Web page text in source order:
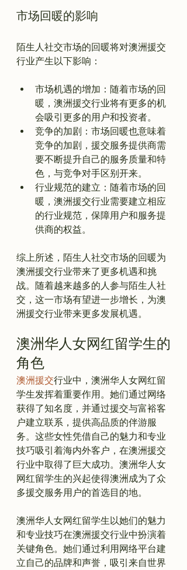
市场回暖的影响
陌生人社交市场的回暖将对澳洲援交
市场机遇的增加：随着市场的回
暖，澳洲援交行业将有更多的机
会吸引更多的用户和投资者。
竞争的加剧：市场回暖也意味着
竞争的加剧，援交服务提供商需
要不断提升自己的服务质量和特
色，与竞争对手区别开来。
行业规范的建立：随着市场的回
暖，澳洲援交行业需要建立相应
的行业规范，保障用户和服务提
供商的权益。
综上所述，陌生人社交市场的回暖为
澳洲援交行业带来了更多机遇和挑
战。随着越来越多的人参与陌生人社
交，这一市场有望进一步增长，为澳
澳洲华人女网红留学生的
角色
澳洲援交行业中，澳洲华人女网红留
学生发挥着重要作用。她们通过网络
获得了知名度，并通过援交与富裕客
户建立联系，提供高品质的伴游服
务。这些女性凭借自己的魅力和专业
技巧吸引着海内外客户，在澳洲援交
行业中取得了巨大成功。澳洲华人女
网红留学生的兴起使得澳洲成为了众
多援交服务用户的首选目的地。
澳洲华人女网红留学生以她们的魅力
和专业技巧在澳洲援交行业中扮演着
关键角色。她们通过利用网络平台建
立自己的品牌和声誉，吸引来自世界